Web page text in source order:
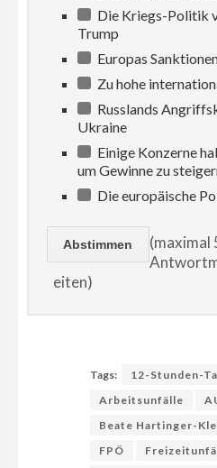
Die Kriegs-Politik
Trump
Europas
Zu hohe
Russlands
Ukraine
Einige Konzerne
um Gewinne zu
Die europäische
(maximal
eiten)
Tags:
12-Stunden-
Arbeitsunfälle
Beate Hartinger-
FPÖ